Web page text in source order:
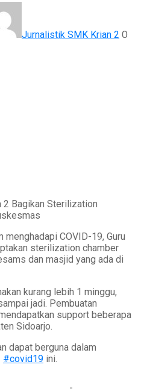
Jurnalistik SMK Krian 2 0
Bagikan Sterilization
menghadapi COVID-19, Guru
sterilization chamber
dan masjid yang ada di
kurang lebih 1 minggu,
jadi. Pembuatan
support beberapa
Sidoarjo.
dapat berguna dalam
#covid19 ini.